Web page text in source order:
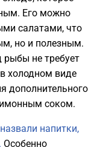
Его можно
салатами, что
но и полезным.
рыбы не требует
холодном виде
дополнительного
соком.
напитки,
Особенно